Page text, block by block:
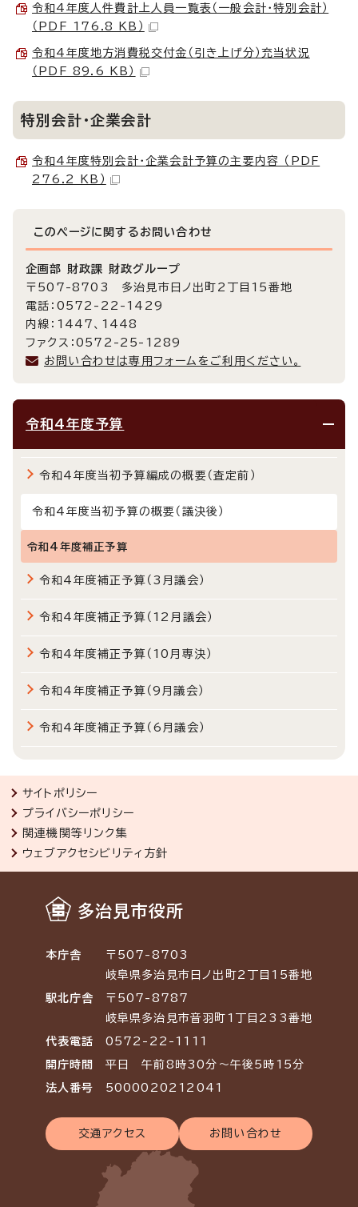
令和4年度人件費計上人員一覧表（一般会計・特別会計）
（PDF 176.8 KB）
令和4年度地方消費税交付金（引き上げ分）充当状況
（PDF 89.6 KB）
特別会計・企業会計
令和4年度特別会計・企業会計予算の主要内容 （PDF
276.2 KB）
このページに関する お問い合わせ
企画部 財政課 財政グループ
〒507-8703 多治見市日ノ出町2丁目15番地
電話：0572-22-1429
内線：1447、1448
ファクス：0572-25-1289
お問い合わせは専用フォームをご利用ください。
令和4年度予算
令和4年度当初予算編成の概要（査定前）
令和4年度当初予算の概要（議決後）
令和4年度補正予算
令和4年度補正予算（3月議会）
令和4年度補正予算（12月議会）
令和4年度補正予算（10月専決）
令和4年度補正予算（9月議会）
令和4年度補正予算（6月議会）
サイトポリシー
プライバシーポリシー
関連機関等リンク集
ウェブアクセシビリティ方針
多治見市役所
本庁舎
〒507-8703
岐阜県多治見市日ノ出町2丁目15番地
駅北庁舎
〒507-8787
岐阜県多治見市音羽町1丁目233番地
代表電話 0572-22-1111
開庁時間 平日 午前8時30分～午後5時15分
法人番号 5000020212041
交通アクセス お問い合わせ